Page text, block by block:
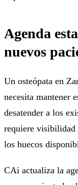
Agenda
nuevos
Un osteópata en
necesita mantener
desatender a los
requiere visibilidad
los huecos
CAi actualiza la